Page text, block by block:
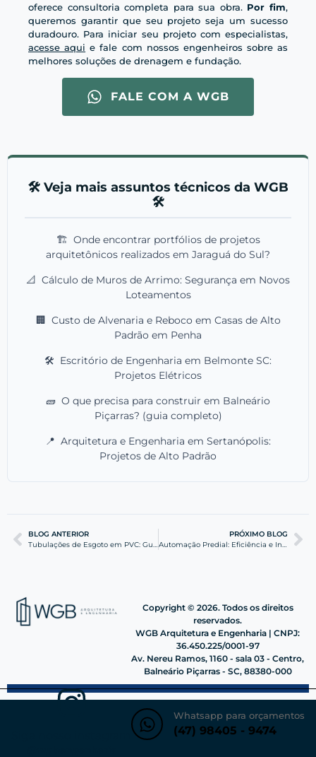
oferece consultoria completa para sua obra. Por fim,
queremos garantir que seu projeto seja um sucesso
duradouro. Para iniciar seu projeto com especialistas,
acesse aqui e fale com nossos engenheiros sobre as
melhores soluções de drenagem e fundação.
FALE COM A WGB
🛠️ Veja mais assuntos técnicos da WGB
🛠️
🏗️ Onde encontrar portfólios de projetos
arquitetônicos realizados em Jaraguá do Sul?
📐 Cálculo de Muros de Arrimo: Segurança em Novos
Loteamentos
🏢 Custo de Alvenaria e Reboco em Casas de Alto
Padrão em Penha
🛠️ Escritório de Engenharia em Belmonte SC:
Projetos Elétricos
🧱 O que precisa para construir em Balneário
Piçarras? (guia completo)
📍 Arquitetura e Engenharia em Sertanópolis:
Projetos de Alto Padrão
BLOG ANTERIOR
Tubulações de Esgoto em PVC: Guia de Escoamento Eficiente
PRÓXIMO BLOG
Automação Predial: Eficiência e Inteligência na WGB
Copyright © 2026. Todos os direitos
reservados.
WGB Arquitetura e Engenharia | CNPJ:
36.450.225/0001-97
Av. Nereu Ramos, 1160 - sala 03 - Centro,
Balneário Piçarras - SC, 88380-000
Whatsapp para orçamentos
(47) 98405 - 9474